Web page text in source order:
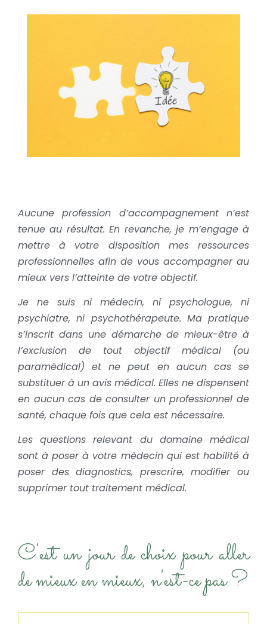
Aucune profession d’accompagnement n’est
tenue au résultat. En revanche, je m’engage à
mettre à votre disposition mes ressources
professionnelles afin de vous accompagner au
mieux vers l’atteinte de votre objectif.
Je ne suis ni médecin, ni psychologue, ni
psychiatre, ni psychothérapeute. Ma pratique
s’inscrit dans une démarche de mieux-être à
l’exclusion de tout objectif médical (ou
paramédical) et ne peut en aucun cas se
substituer à un avis médical. Elles ne dispensent
en aucun cas de consulter un professionnel de
santé, chaque fois que cela est nécessaire.
Les questions relevant du domaine médical
sont à poser à votre médecin qui est habilité à
poser des diagnostics, prescrire, modifier ou
supprimer tout traitement médical.
C'est un jour de choix pour aller
de mieux en mieux, n'est-ce pas ?